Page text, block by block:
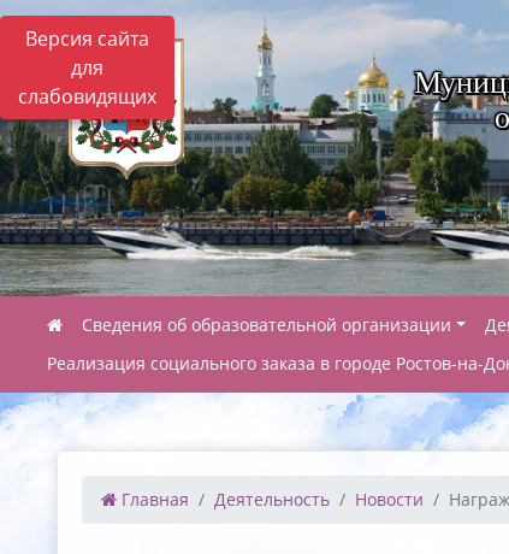
Версия сайта
для
слабовидящих
Сведения об образовательной организации
Реализация социального заказа в городе Ростов-на-
Главная Деятельность Новости